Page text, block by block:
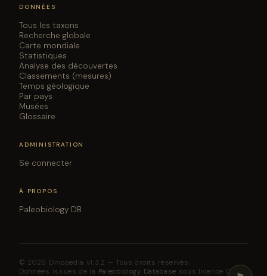
DONNÉES
Tous les taxons
Recherche globale
Carte mondiale
Statistiques
Analyse des découvertes
Classements (mesures)
Temps géologique
Par pays
Musées
Glossaire
ADMINISTRATION
Se connecter
À PROPOS
Paleobiology DB
© 2026 Dinopedia v1.3.2 — Tous droits réservés.
Données issues de la Paleobiology Database sous licence CC BY